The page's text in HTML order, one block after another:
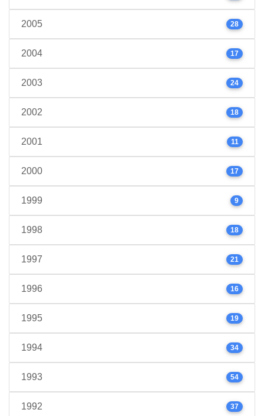
2005 28
2004 17
2003 24
2002 18
2001 11
2000 17
1999 9
1998 18
1997 21
1996 16
1995 19
1994 34
1993 54
1992 37